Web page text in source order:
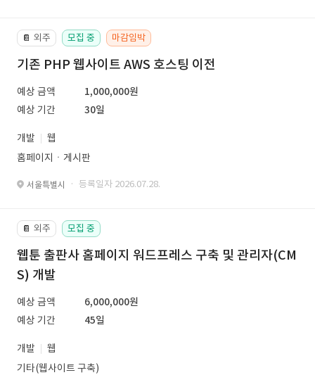
📔 외주 모집 중 마감임박
기존 PHP 웹사이트 AWS 호스팅 이전
예상 금액
1,000,000원
예상 기간
30일
개발
웹
홈페이지ㆍ게시판
서울특별시 · 등록일자 2026.07.28.
📔 외주 모집 중
웹툰 출판사 홈페이지 워드프레스 구축 및 관리자(CM
S) 개발
예상 금액
6,000,000원
예상 기간
45일
개발
웹
기타(웹사이트 구축)